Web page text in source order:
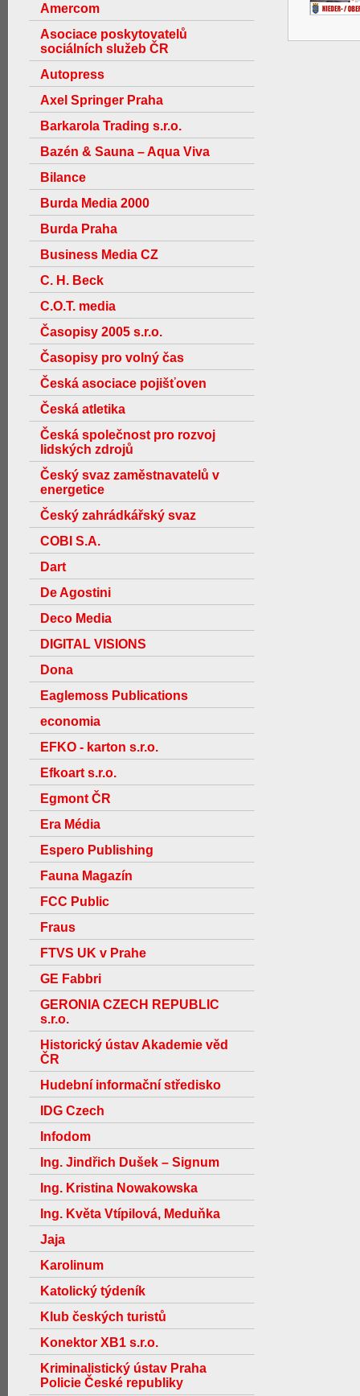
Amercom
Asociace poskytovatelů
sociálních služeb ČR
Autopress
Axel Springer Praha
Barkarola Trading s.r.o.
Bazén & Sauna – Aqua Viva
Bilance
Burda Media 2000
Burda Praha
Business Media CZ
C. H. Beck
C.O.T. media
Časopisy 2005 s.r.o.
Časopisy pro volný čas
Česká asociace pojišťoven
Česká atletika
Česká společnost pro rozvoj
lidských zdrojů
Český svaz zaměstnavatelů v
energetice
Český zahrádkářský svaz
COBI S.A.
Dart
De Agostini
Deco Media
DIGITAL VISIONS
Dona
Eaglemoss Publications
economia
EFKO - karton s.r.o.
Efkoart s.r.o.
Egmont ČR
Era Média
Espero Publishing
Fauna Magazín
FCC Public
Fraus
FTVS UK v Prahe
GE Fabbri
GERONIA CZECH REPUBLIC
s.r.o.
Historický ústav Akademie věd
ČR
Hudební informační středisko
IDG Czech
Infodom
Ing. Jindřich Dušek – Signum
Ing. Kristina Nowakowska
Ing. Květa Vtípilová, Meduňka
Jaja
Karolinum
Katolický týdeník
Klub českých turistů
Konektor XB1 s.r.o.
Kriminalistický ústav Praha
Policie České republiky